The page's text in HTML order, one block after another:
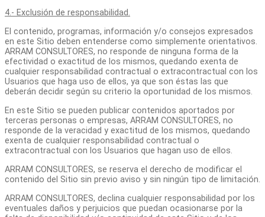
4.- Exclusión de responsabilidad.
El contenido, programas, información y/o consejos expresados
en este Sitio deben entenderse como simplemente orientativos.
ARRAM CONSULTORES, no responde de ninguna forma de la
efectividad o exactitud de los mismos, quedando exenta de
cualquier responsabilidad contractual o extracontractual con los
Usuarios que haga uso de ellos, ya que son éstas las que
deberán decidir según su criterio la oportunidad de los mismos.
En este Sitio se pueden publicar contenidos aportados por
terceras personas o empresas, ARRAM CONSULTORES, no
responde de la veracidad y exactitud de los mismos, quedando
exenta de cualquier responsabilidad contractual o
extracontractual con los Usuarios que hagan uso de ellos.
ARRAM CONSULTORES, se reserva el derecho de modificar el
contenido del Sitio sin previo aviso y sin ningún tipo de limitación.
ARRAM CONSULTORES, declina cualquier responsabilidad por los
eventuales daños y perjuicios que puedan ocasionarse por la